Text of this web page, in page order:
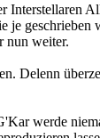
nun weiter.
Delenn
werde